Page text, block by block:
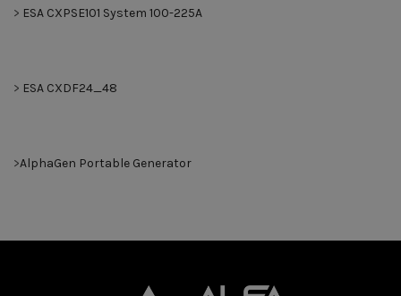
> ESA CXPSE101 System 100-225A
> ESA CXDF24_48
>AlphaGen Portable Generator